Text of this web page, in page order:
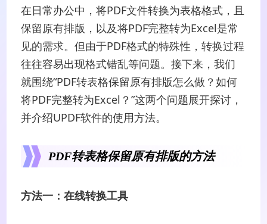
在日常办公中，将PDF文件转换为表格格式，且
保留原有排版，以及将PDF完整转为Excel是常
见的需求。但由于PDF格式的特殊性，转换过程
往往容易出现格式错乱等问题。接下来，我们
就围绕“PDF转表格保留原有排版怎么做？如何
将PDF完整转为Excel？”这两个问题展开探讨，
并介绍UPDF软件的使用方法。
PDF转表格保留原有排版的方法
方法一：在线转换工具